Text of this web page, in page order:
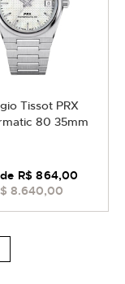
Tissot PRX
80 35mm
8.640,00
R$ 864,00